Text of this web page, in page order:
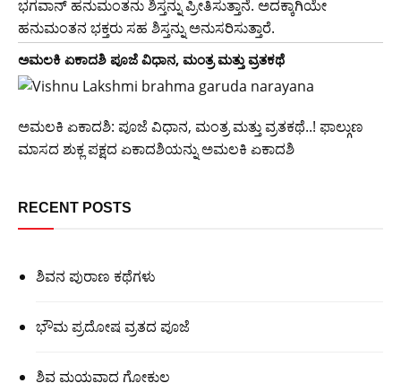
ಭಗವಾನ್‌ ಹನುಮಂತನು ಶಿಸ್ತನ್ನು ಪ್ರೀತಿಸುತ್ತಾನೆ. ಅದಕ್ಕಾಗಿಯೇ
ಹನುಮಂತನ ಭಕ್ತರು ಸಹ ಶಿಸ್ತನ್ನು ಅನುಸರಿಸುತ್ತಾರೆ.
ಅಮಲಕಿ ಏಕಾದಶಿ ಪೂಜೆ ವಿಧಾನ, ಮಂತ್ರ ಮತ್ತು ವ್ರತಕಥೆ
ಅಮಲಕಿ ಏಕಾದಶಿ: ಪೂಜೆ ವಿಧಾನ, ಮಂತ್ರ ಮತ್ತು ವ್ರತಕಥೆ..! ಫಾಲ್ಗುಣ
ಮಾಸದ ಶುಕ್ಲ ಪಕ್ಷದ ಏಕಾದಶಿಯನ್ನು ಅಮಲಕಿ ಏಕಾದಶಿ
RECENT POSTS
ಶಿವನ ಪುರಾಣ ಕಥೆಗಳು
ಭೌಮ ಪ್ರದೋಷ ವ್ರತದ ಪೂಜೆ
ಶಿವ ಮಯವಾದ ಗೋಕುಲ